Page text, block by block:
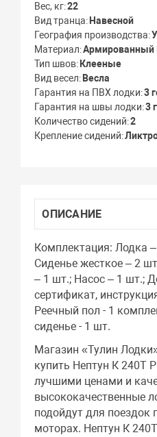
Вес, кг 22
Вид транца Навесной
География производства
Материал Армированный
Тип швов Клееные
Вид весел Весла
Гарантия на ПВХ лодки 3
Гарантия на швы лодки 3
Количество сидений 2
Крепление сидений
ОПИСАНИЕ
Комплектация: Лодка
Сиденье жесткое – 2
– 1 шт.; Насос – 1 шт.;
сертификат,
Реечный пол - 1
сиденье - 1 шт.
Магазин «Тулин
купить Нептун К 240Т
лучшими ценами и
высококачественные
подойдут для поездок
моторах. Нептун К